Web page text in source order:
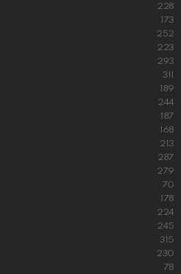
228
173
252
223
293
311
189
244
187
168
213
287
279
70
178
224
245
315
230
78